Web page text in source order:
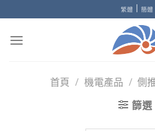
to
content
繁體 | 簡體
首頁 / 機電產品 / 側
篩選